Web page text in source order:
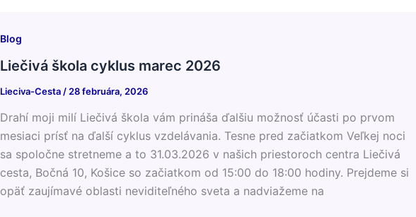
Blog
Liečivá škola cyklus marec 2026
Lieciva-Cesta / 28 februára, 2026
Drahí moji milí Liečivá škola vám prináša ďalšiu možnosť účasti po prvom
mesiaci prísť na ďalší cyklus vzdelávania. Tesne pred začiatkom Veľkej noci
sa spoločne stretneme a to 31.03.2026 v našich priestoroch centra Liečivá
cesta, Bočná 10, Košice so začiatkom od 15:00 do 18:00 hodiny. Prejdeme si
opäť zaujímavé oblasti neviditeľného sveta a nadviažeme na